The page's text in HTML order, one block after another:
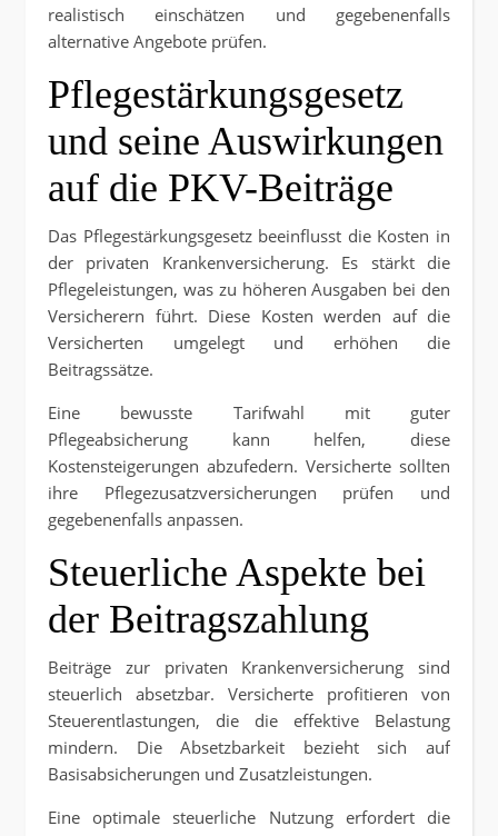
realistisch einschätzen und gegebenenfalls
alternative Angebote prüfen.
Pflegestärkungsgesetz
und seine Auswirkungen
auf die PKV-Beiträge
Das Pflegestärkungsgesetz beeinflusst die Kosten in
der privaten Krankenversicherung. Es stärkt die
Pflegeleistungen, was zu höheren Ausgaben bei den
Versicherern führt. Diese Kosten werden auf die
Versicherten umgelegt und erhöhen die
Beitragssätze.
Eine bewusste Tarifwahl mit guter
Pflegeabsicherung kann helfen, diese
Kostensteigerungen abzufedern. Versicherte sollten
ihre Pflegezusatzversicherungen prüfen und
gegebenenfalls anpassen.
Steuerliche Aspekte bei
der Beitragszahlung
Beiträge zur privaten Krankenversicherung sind
steuerlich absetzbar. Versicherte profitieren von
Steuerentlastungen, die die effektive Belastung
mindern. Die Absetzbarkeit bezieht sich auf
Basisabsicherungen und Zusatzleistungen.
Eine optimale steuerliche Nutzung erfordert die